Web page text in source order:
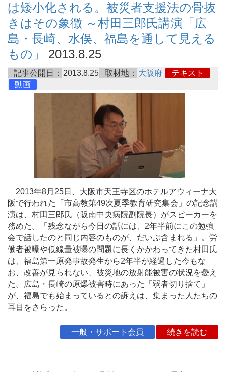
は矮小化される。被災者支援法の骨抜
きはその象徴 ～村田三郎氏講演「広
島・長崎、水俣、福島を通して見える
もの」
2013.8.25
記事公開日： 2013.8.25 取材地： 大阪府
テキスト
動画
2013年8月25日、大阪市天王寺区のホテルアウィーナ大
阪で行われた「市高教第49次夏季教育研究集会」の記念講
演は、村田三郎氏（阪南中央病院副院長）がスピーカーを
務めた。「残念ながら今日の話には、2年半前にこの勉強
会で話したのと同じ内容のものが、だいぶ含まれる」。労
働者被曝や低線量被曝の問題に長くかかわってきた村田氏
は、福島第一原発事故発生から2年半が経過した今もな
お、改善が見られない、被災地の放射能被害の状況を憂え
た。広島・長崎の原爆被害時にあった「弱者切り捨て」
が、福島でも始まっているとの訴えは、集まった人たちの
耳目をさらった。
一般・サポート会員 続きを読む